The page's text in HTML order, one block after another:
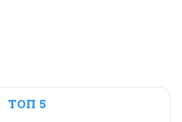
ТОП 5